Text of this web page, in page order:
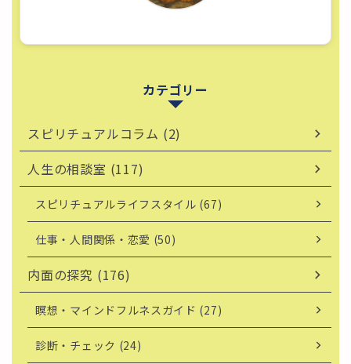
カテゴリー
スピリチュアルコラム (2)
人生の相談室 (117)
スピリチュアルライフスタイル (67)
仕事・人間関係・恋愛 (50)
内面の探究 (176)
瞑想・マインドフルネスガイド (27)
診断・チェック (24)